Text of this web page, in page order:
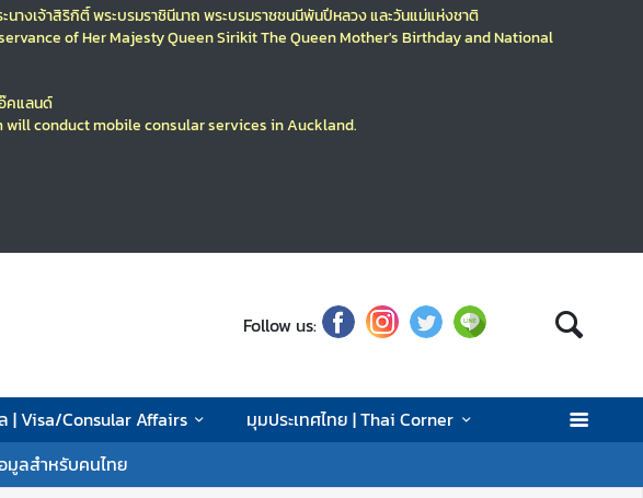
นางเจ้าสิริกิติ์ พระบรมราชินีนาถ พระบรมราชชนนีพันปีหลวงและวันแม่แห่งชาติ
of Her MajestyQueen Sirikit The Queen Mother's Birthdayand National
คแลนด์
will conduct mobile consular services in Auckland.
Follow us:
| Visa/Consular Affairs
มุมประเทศไทย | Thai Corner
มูลสำหรับคนไทย